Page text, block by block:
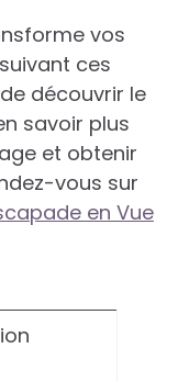
vos
ces
découvrir le
savoir plus
et obtenir
vous sur
en Vue